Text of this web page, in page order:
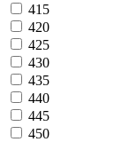
415
420
425
430
435
440
445
450